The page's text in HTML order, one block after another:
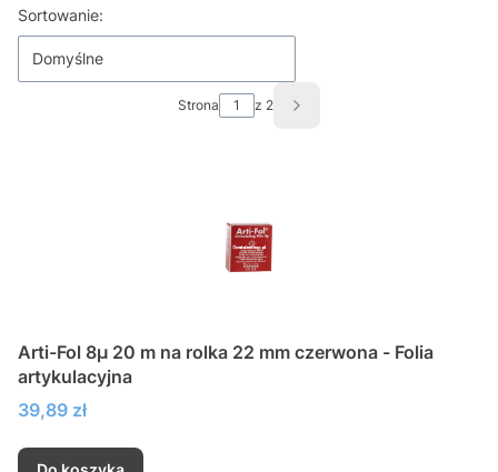
Lista produktów
Sortowanie:
Domyślne
Strona z 2 Następne produkty
Arti-Fol 8µ 20 m na rolka 22 mm czerwona - Folia
artykulacyjna
Cena
39,89 zł